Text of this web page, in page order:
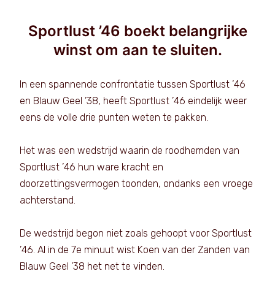
Sportlust ’46 boekt belangrijke
winst om aan te sluiten.
In een spannende confrontatie tussen Sportlust ’46
en Blauw Geel ’38, heeft Sportlust ’46 eindelijk weer
eens de volle drie punten weten te pakken.
Het was een wedstrijd waarin de roodhemden van
Sportlust ’46 hun ware kracht en
doorzettingsvermogen toonden, ondanks een vroege
achterstand.
De wedstrijd begon niet zoals gehoopt voor Sportlust
’46. Al in de 7e minuut wist Koen van der Zanden van
Blauw Geel ’38 het net te vinden.